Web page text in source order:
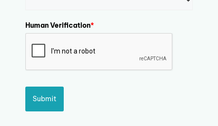
Human Verification*
Submit